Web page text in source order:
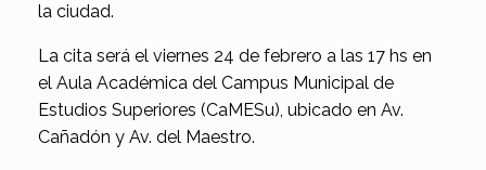
la ciudad.
La cita será el viernes 24 de febrero a las 17 hs en
el Aula Académica del Campus Municipal de
Estudios Superiores (CaMESu), ubicado en Av.
Cañadón y Av. del Maestro.